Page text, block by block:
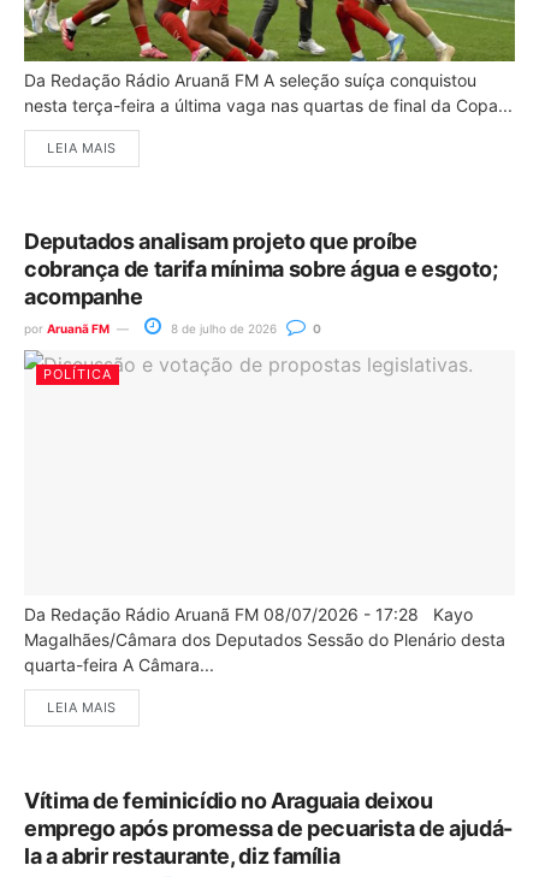
Da Redação Rádio Aruanã FM A seleção suíça conquistou
nesta terça-feira a última vaga nas quartas de final da Copa...
LEIA MAIS
Deputados analisam projeto que proíbe
cobrança de tarifa mínima sobre água e esgoto;
acompanhe
por Aruanã FM 8 de julho de 2026 0
POLÍTICA
Da Redação Rádio Aruanã FM 08/07/2026 - 17:28 Kayo
Magalhães/Câmara dos Deputados Sessão do Plenário desta
quarta-feira A Câmara...
LEIA MAIS
Vítima de feminicídio no Araguaia deixou
emprego após promessa de pecuarista de ajudá-
la a abrir restaurante, diz família